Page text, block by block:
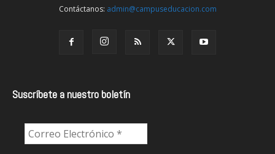
Contáctanos: admin@campuseducacion.com
Suscríbete a nuestro boletín